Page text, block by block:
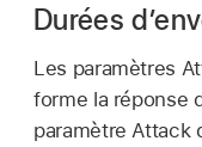
Durées
Les paramètres
forme la réponse
paramètre Attack